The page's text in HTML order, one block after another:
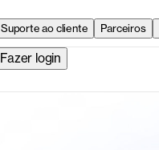
Suporte ao cliente Parceiros
Fazer login